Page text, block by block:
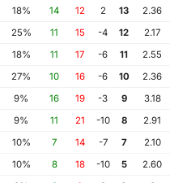
18% 14 12 2 13
2.36
25% 11 15 -4 12
2.17
18% 11 17 -6 11
2.55
27% 10 16 -6 10
2.36
9% 16 19 -3 9
3.18
9% 11 21 -10 8
2.91
10% 7 14 -7 7
2.10
10% 8 18 -10 5
2.60